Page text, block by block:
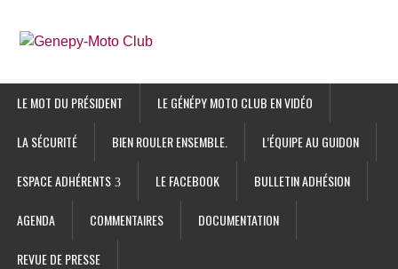
LE MOT DU PRÉSIDENT LE GÉNÉPY MOTO CLUB EN VIDÉO
LA SÉCURITÉ BIEN ROULER ENSEMBLE. L’ÉQUIPE AU GUIDON
ESPACE ADHÉRENTS LE FACEBOOK BULLETIN ADHÉSION
AGENDA COMMENTAIRES DOCUMENTATION
REVUE DE PRESSE